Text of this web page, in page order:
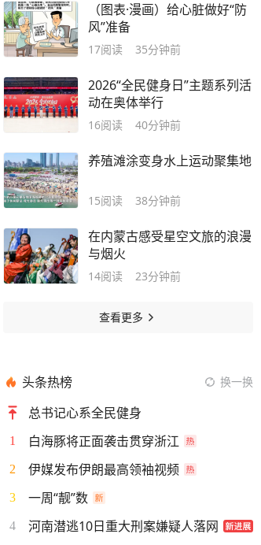
（图表·漫画）给心脏做好“防
风”准备
17阅读 35分钟前
2026“全民健身日”主题系列活
动在奥体举行
16阅读 40分钟前
养殖滩涂变身水上运动聚集地
15阅读 38分钟前
在内蒙古感受星空文旅的浪漫
与烟火
14阅读 23分钟前
查看更多
头条热榜 换一换
总书记心系全民健身
1 白海豚将正面袭击贯穿浙江
2 伊媒发布伊朗最高领袖视频
3 一周“靓”数
4 河南潜逃10日重大刑案嫌疑人落网